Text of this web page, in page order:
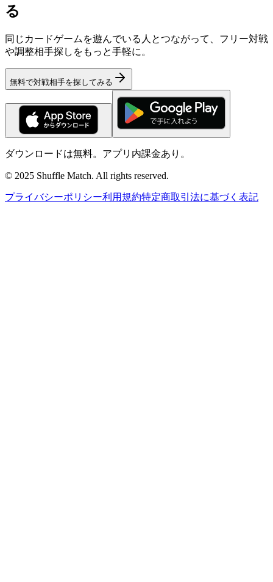
る
同じカードゲームを遊んでいる人とつながって、フリー対戦
や調整相手探しをもっと手軽に。
無料で対戦相手を探してみる
ダウンロードは無料。アプリ内課金あり。
© 2025 Shuffle Match. All rights reserved.
プライバシーポリシー利用規約特定商取引法に基づく表記